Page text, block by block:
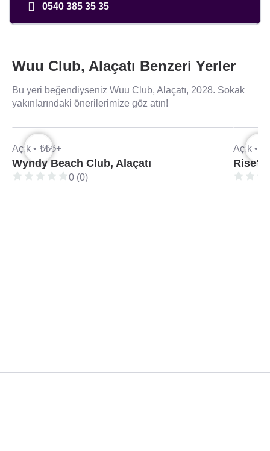
0540 385 35 35
Wuu Club, Alaçatı Benzeri Yerler
Bu yeri beğendiyseniz Wuu Club, Alaçatı, 2028. Sokak
yakınlarındaki önerilerimize göz atın!
Açık • ₺₺₺+
Wyndy Beach Club, Alaçatı
0 (0)
Açık •
Rise'n